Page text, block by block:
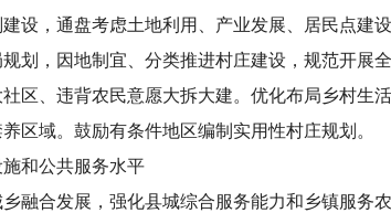
设，通盘考虑土地利用、产业发展、居民点建
划，因地制宜、分类推进村庄建设，规范开展
区、违背农民意愿大拆大建。优化布局乡村生
区域。鼓励有条件地区编制实用性村庄规划。
和公共服务水平
融合发展，强化县城综合服务能力和乡镇服务